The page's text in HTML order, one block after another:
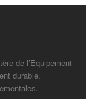
de l’Equipement
durable,